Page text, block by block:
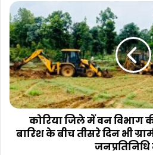
कोरिया
जिले
में
वन
विभाग
की
बुलडोजर
कार्रवाई:
बारिश
बीच
कोरिया जिले में वन विभाग
बारिश के बीच तीसरे दिन भी